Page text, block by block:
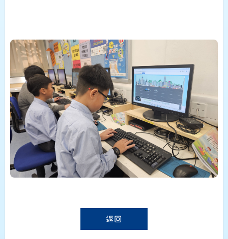
返回